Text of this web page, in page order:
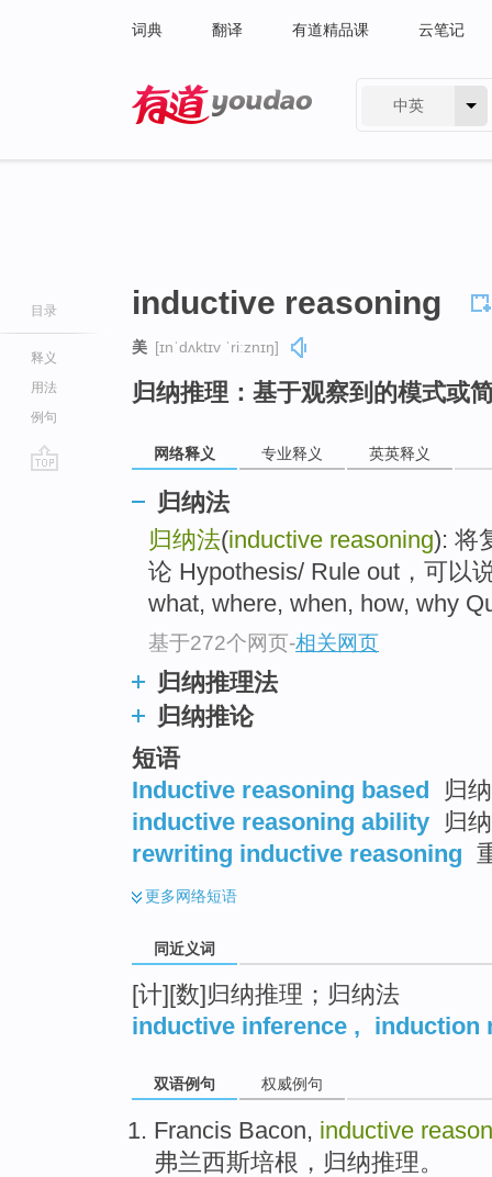
词典 翻译 有道精品课 云笔记
中英
目录
释义
用法
例句
inductive reasoning
美 [ɪnˈdʌktɪv ˈriːznɪŋ]
归纳推理：基于观察到的模式或
网络释义 专业释义 英英释义
归纳法
归纳法(inductive reasoning): 将
论 Hypothesis/ Rule out，可以
what, where, when, how, why
基于272个网页-相关网页
归纳推理法
归纳推论
短语
Inductive reasoning based
归
inductive reasoning ability 归
rewriting inductive reasoning
更多网络短语
同近义词
[计][数]归纳推理；归纳法
inductive inference , induction
双语例句 权威例句
Francis Bacon, inductive
弗兰西斯培根 ， 归纳推理。